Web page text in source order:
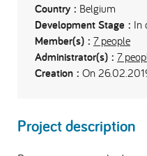
Country : Belgium
Development Stage : In
Member(s) : 7 people
Administrator(s) : 7
Creation : On
Project description